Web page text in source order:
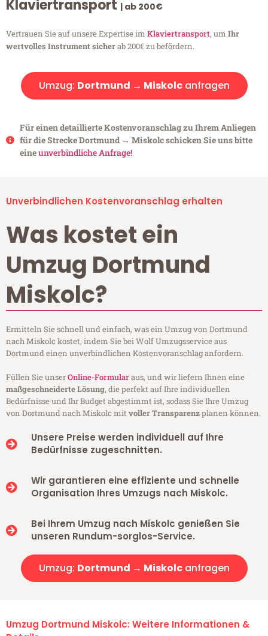
Klaviertransport | ab 200€
Vertrauen Sie auf unsere Expertise im Klaviertransport, um Ihr
wertvolles Instrument sicherab 200€ zu befördern.
Umzug: Dortmund → Miskolcanfragen
Für einen detaillierte Kostenvoranschlag zu Ihrem Anliegen
für die Strecke Dortmund → Miskolc schicken Sie uns bitte
eineunverbindliche Anfrage!
Unverbindlichen Kostenvoranschlag erhalten
Was kostet ein
Umzug Dortmund
Miskolc?
Ermitteln Sie schnell und einfach, was ein Umzug von Dortmund
nach Miskolc kostet, indem Sie bei Wolf Umzugsservice aus
Dortmund einen unverbindlichen Kostenvoranschlag anfordern.
Füllen Sie unserOnline-Formularaus, und wir liefern Ihnen eine
maßgeschneiderte Lösung, die perfekt auf Ihre individuellen
Bedürfnisse und Ihr Budget abgestimmt ist, sodass Sie Ihre Umzug
von Dortmund nach Miskolc mitvoller Transparenzplanen können.
Unsere Preise werden individuell auf Ihre
Bedürfnisse zugeschnitten.
Wir garantieren eine effiziente und schnelle
Organisation Ihres Umzugs nach Miskolc.
Bei Ihrem Umzug nach Miskolc genießen Sie
unseren Rundum-sorglos-Service.
Umzug: Dortmund → Miskolcanfragen
Umzug Dortmund Miskolc: Weitere Informationen &